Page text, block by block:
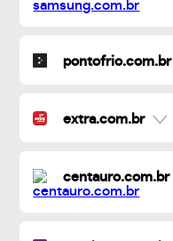
pontofrio.com.br
extra.com.br
centauro.com.br